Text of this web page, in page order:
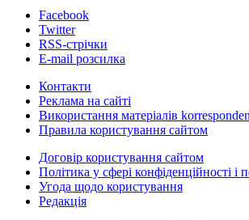
Facebook
Twitter
RSS-стрічки
E-mail розсилка
Контакти
Реклама на сайті
Використання матеріалів
Правила користування сайтом
Договір користування сайтом
Політика у сфері конфіденційності і
Угода щодо користування
Редакція